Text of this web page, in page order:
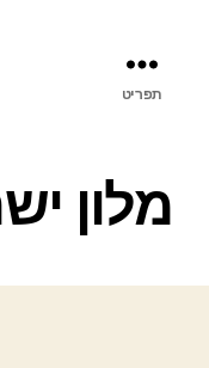
תפריט
מלון